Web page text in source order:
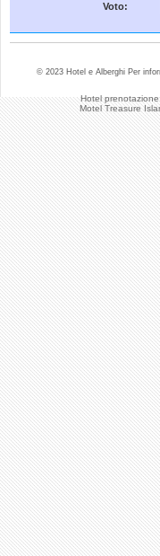
Hotel
Motel Treasure
Voto:
© 2023 Hotel e Alberghi Per